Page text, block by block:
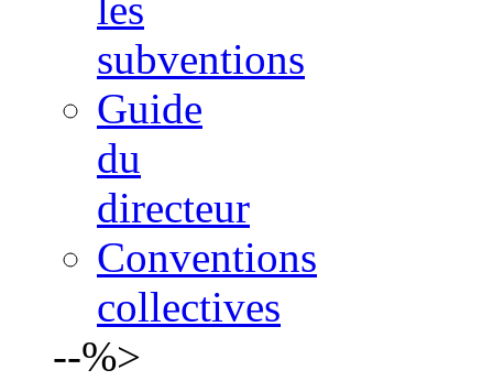
subventions
Guide
du
directeur
Conventions
collectives
--%>